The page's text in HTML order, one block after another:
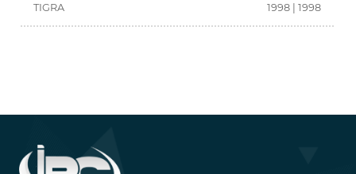
TIGRA 1998 | 1998